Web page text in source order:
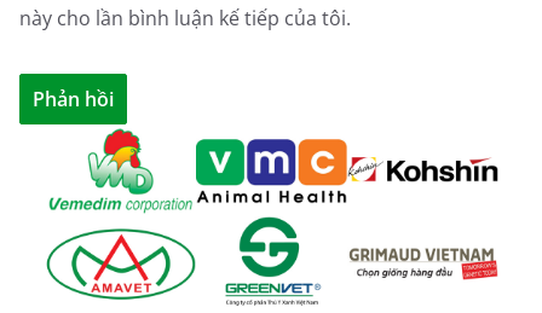
này cho lần bình luận kế tiếp của tôi.